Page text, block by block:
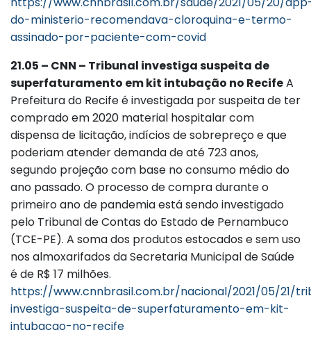
do-ministerio-recomendava-cloroquina-e-termo-
assinado-por-paciente-com-covid
21.05 – CNN – Tribunal investiga suspeita de
superfaturamento em kit intubação no RecifeA
Prefeitura do Recife é investigada por suspeita de ter
comprado em 2020 material hospitalar com
dispensa de licitação, indícios de sobrepreço e que
poderiam atender demanda de até 723 anos,
segundo projeção com base no consumo médio do
ano passado. O processo de compra durante o
primeiro ano de pandemia está sendo investigado
pelo Tribunal de Contas do Estado de Pernambuco
(TCE-PE). A soma dos produtos estocados e sem uso
nos almoxarifados da Secretaria Municipal de Saúde
é de R$ 17 milhões.
https://www.cnnbrasil.com.br/nacional/2021/05/21/
investiga-suspeita-de-superfaturamento-em-kit-
intubacao-no-recife